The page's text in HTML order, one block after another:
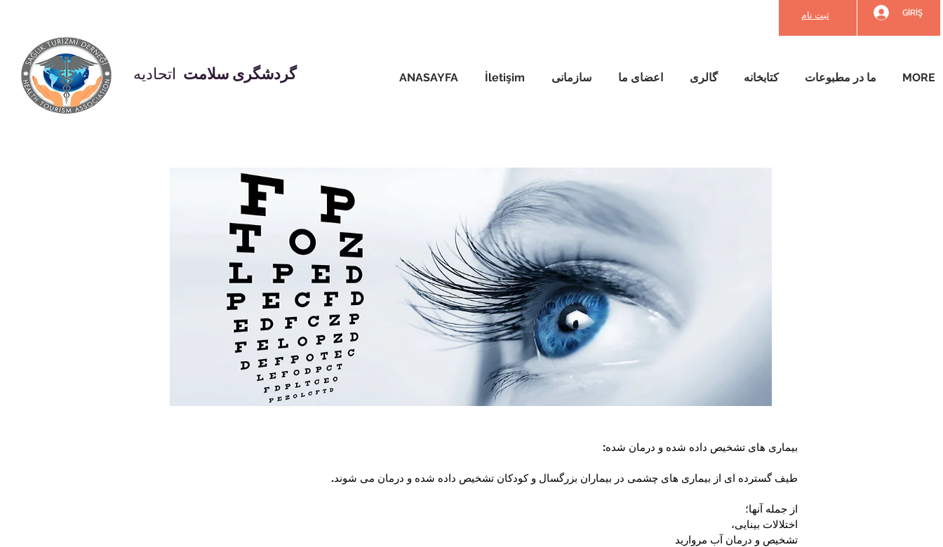
ثبت نام GİRİŞ
گردشگری سلامت اتحادیه ANASAYFA İletişim سازمانی اعضای ما گالری کتابخانه ما در مطبوعات MORE
بیماری های تشخیص داده شده و درمان شده:
طیف گسترده ای از بیماری های چشمی در بیماران بزرگسال و کودکان تشخیص داده شده و درمان می شوند.
از جمله آنها؛
اختلالات بینایی،
تشخیص و درمان آب مروارید